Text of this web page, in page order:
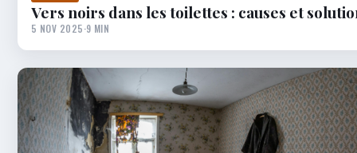
Vers noirs dans les toilettes : causes et
5 NOV 2025·9 MIN